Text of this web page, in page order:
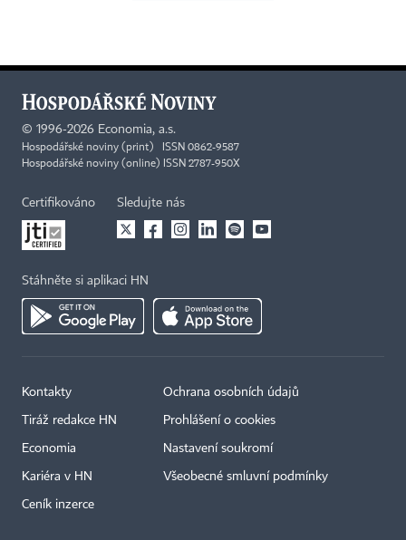
© 1996-2026 Economia, a.s.
Hospodářské noviny (print) ISSN 0862-9587
Hospodářské noviny (online) ISSN 2787-950X
Certifikováno Sledujte nás
Stáhněte si aplikaci HN
Kontakty
Tiráž redakce HN
Economia
Kariéra v HN
Ceník inzerce
Ochrana osobních údajů
Prohlášení o cookies
Nastavení soukromí
Všeobecné smluvní podmínky